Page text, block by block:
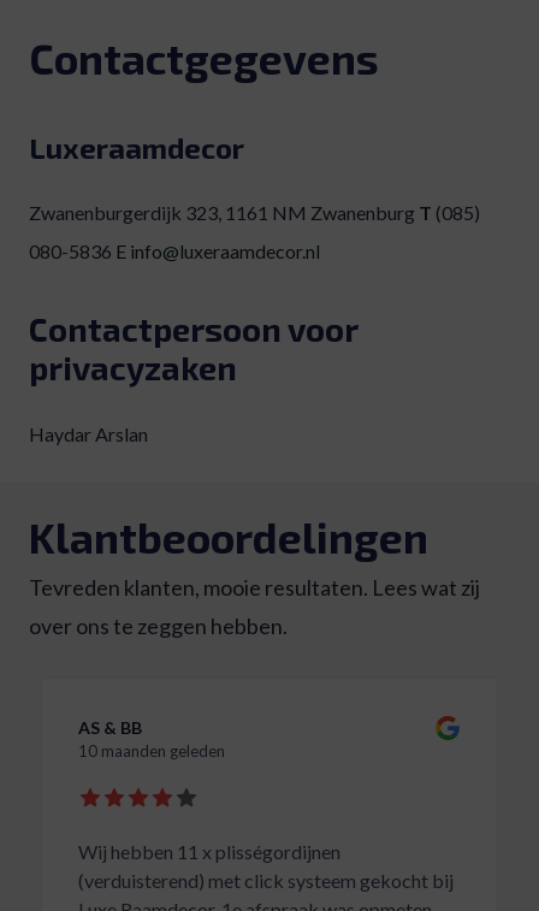
Contactgegevens
Luxeraamdecor
Zwanenburgerdijk 323, 1161 NM Zwanenburg T (085)
080-5836 E info@luxeraamdecor.nl
Contactpersoon voor
privacyzaken
Haydar Arslan
Klantbeoordelingen
Tevreden klanten, mooie resultaten. Lees wat zij
over ons te zeggen hebben.
AS & BB
10 maanden geleden
Wij hebben 11 x plisségordijnen
(verduisterend) met click systeem gekocht bij